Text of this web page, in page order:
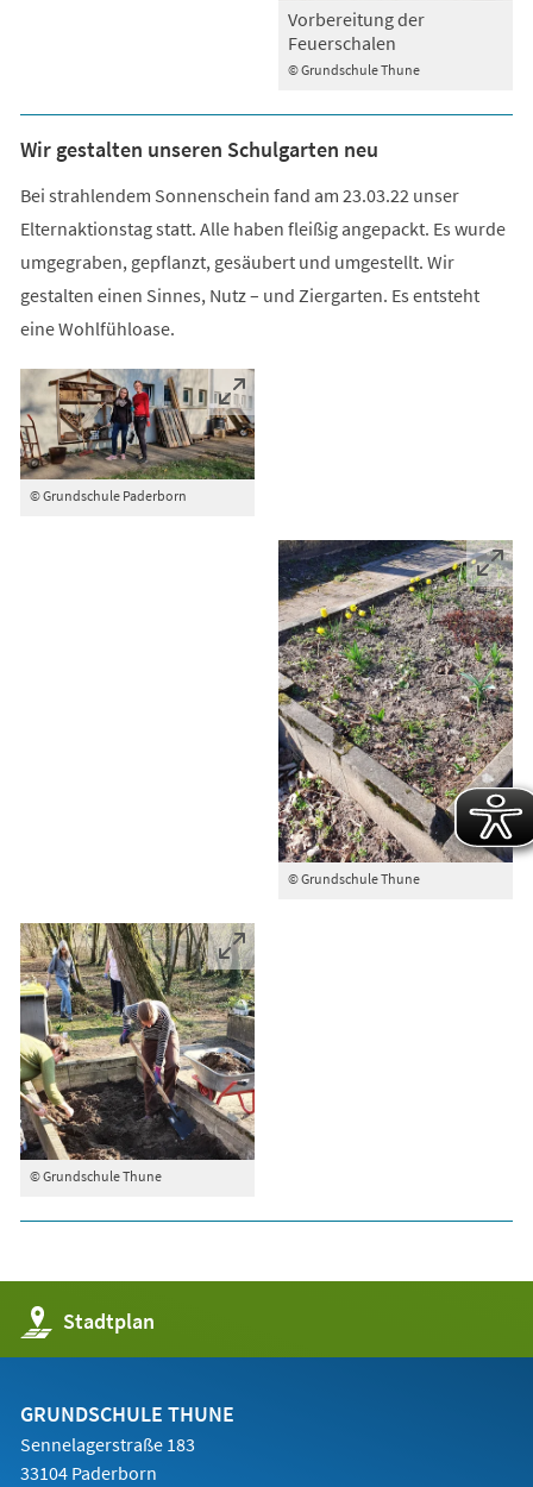
© Grundschule Thune
Vorbereitung der
Feuerschalen
Wir gestalten unseren Schulgarten neu
Bei strahlendem Sonnenschein fand am 23.03.22 unser
Elternaktionstag statt. Alle haben fleißig angepackt. Es wurde
umgegraben, gepflanzt, gesäubert und umgestellt. Wir
gestalten einen Sinnes, Nutz – und Ziergarten. Es entsteht
eine Wohlfühloase.
© Grundschule Paderborn
© Grundschule Thune
© Grundschule Thune
Stadtplan
(Öffnet
in
einem
Tab)
GRUNDSCHULE THUNE
Sennelagerstraße 183
33104 Paderborn